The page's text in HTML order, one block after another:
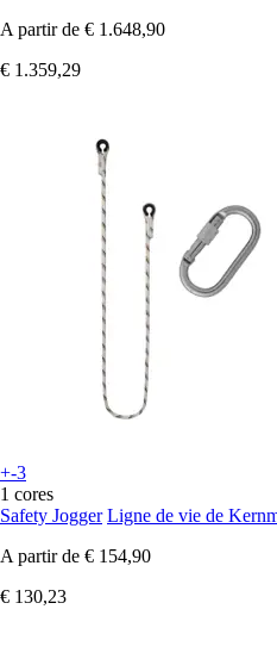
A partir de € 1.648,90
€ 1.359,29
+-3
1 cores
Safety Jogger Ligne de vie de
A partir de € 154,90
€ 130,23